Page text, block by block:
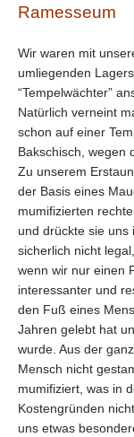
Ramesseum
Wir waren mit
umliegenden
“Tempelwächter”
Natürlich verneint
schon auf einer
Bakschisch, wegen
Zu unserem
der Basis eines
mumifizierten
und drückte sie uns
sicherlich nicht
wenn wir nur einen
interessanter und
den Fuß eines
Jahren gelebt hat
wurde. Aus der
Mensch nicht
mumifiziert, was in
Kostengründen
uns etwas